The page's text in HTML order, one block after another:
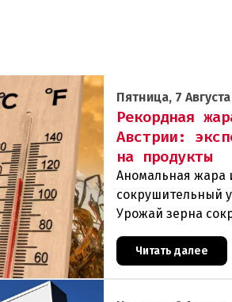
Пятница, 7
Рекордная
Австрии:
на продукты
Аномальная жара
сокрушительный
Урожай зерна
некоторых
Читать далее